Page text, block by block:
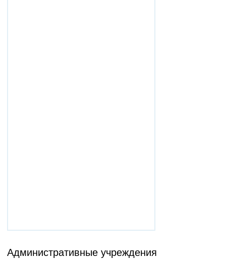
Административные учреждения